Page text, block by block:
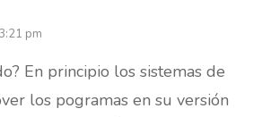
pm
En principio los sistemas de
los pogramas en su versión